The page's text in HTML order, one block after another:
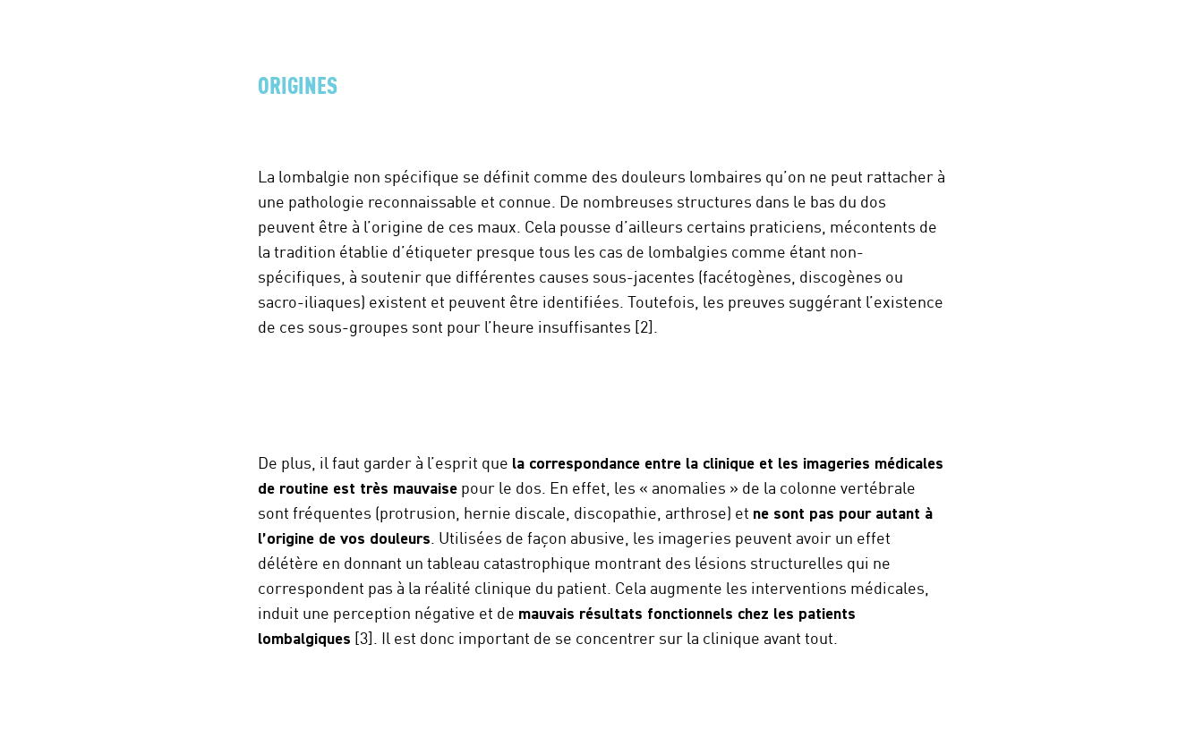
ORIGINES
La lombalgie non spécifique se définit comme des douleurs lombaires qu’on ne peut rattacher à
une pathologie reconnaissable et connue. De nombreuses structures dans le bas du dos
peuvent être à l’origine de ces maux. Cela pousse d’ailleurs certains praticiens, mécontents de
la tradition établie d’étiqueter presque tous les cas de lombalgies comme étant non-
spécifiques, à soutenir que différentes causes sous-jacentes (facétogènes, discogènes ou
sacro-iliaques) existent et peuvent être identifiées. Toutefois, les preuves suggérant l’existence
de ces sous-groupes sont pour l’heure insuffisantes [2].
De plus, il faut garder à l’esprit que la correspondance entre la clinique et les imageries médicales
de routine est très mauvaise pour le dos. En effet, les « anomalies » de la colonne vertébrale
sont fréquentes (protrusion, hernie discale, discopathie, arthrose) et ne sont pas pour autant à
l’origine de vos douleurs. Utilisées de façon abusive, les imageries peuvent avoir un effet
délétère en donnant un tableau catastrophique montrant des lésions structurelles qui ne
correspondent pas à la réalité clinique du patient. Cela augmente les interventions médicales,
induit une perception négative et de mauvais résultats fonctionnels chez les patients
lombalgiques [3]. Il est donc important de se concentrer sur la clinique avant tout.